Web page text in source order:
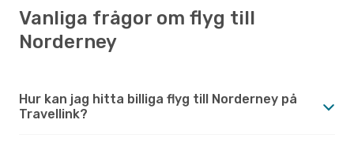
Vanliga frågor om flyg till
Norderney
Hur kan jag hitta billiga flyg till Norderney på
Travellink?